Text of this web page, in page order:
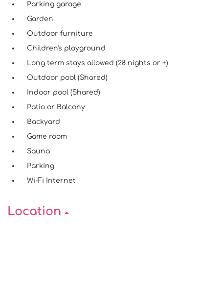
Parking garage
Garden
Outdoor furniture
Children's playground
Long term stays allowed (28 nights or +)
Outdoor pool (Shared)
Indoor pool (Shared)
Patio or Balcony
Backyard
Game room
Sauna
Parking
Wi-Fi Internet
Location